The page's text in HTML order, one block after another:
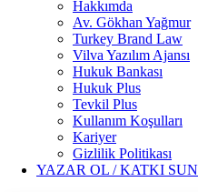
Hakkımda
Av. Gökhan Yağmur
Turkey Brand Law
Vilva Yazılım Ajansı
Hukuk Bankası
Hukuk Plus
Tevkil Plus
Kullanım Koşulları
Kariyer
Gizlilik Politikası
YAZAR OL / KATKI SUN